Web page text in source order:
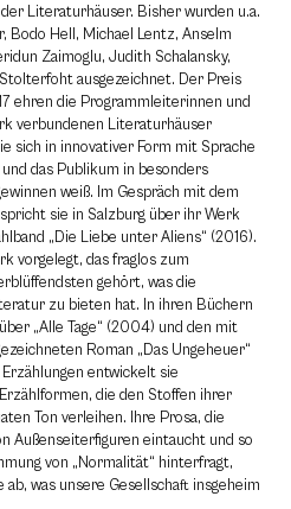
Literaturhäuser. Bisher wurden u.a.
Bodo Hell, Michael Lentz, Anselm
Zaimoglu, Judith Schalansky,
ausgezeichnet. Der Preis
ehren die Programmleiterinnen und
verbundenen Literaturhäuser
sich in innovativer Form mit Sprache
das Publikum in besonders
weiß. Im Gespräch mit dem
sie in Salzburg über ihr Werk
„Die Liebe unter Aliens“ (2016).
vorgelegt, das fraglos zum
gehört, was die
zu bieten hat. In ihren Büchern
„Alle Tage“ (2004) und den mit
Roman „Das Ungeheuer“
entwickelt sie
die den Stoffen ihrer
Ton verleihen. Ihre Prosa, die
Außenseiterfiguren eintaucht und so
von „Normalität“ hinterfragt,
was unsere Gesellschaft insgeheim